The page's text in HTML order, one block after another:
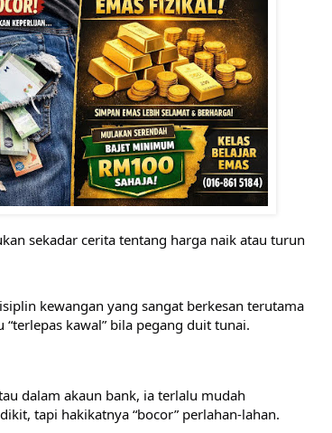
sekadar cerita tentang harga naik atau turun
kewangan yang sangat berkesan terutama
kawal” bila pegang duit tunai.
dalam akaun bank, ia terlalu mudah
tapi hakikatnya “bocor” perlahan-lahan.